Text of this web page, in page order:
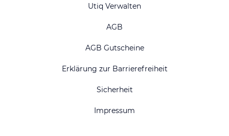
Utiq Verwalten
AGB
AGB Gutscheine
Erklärung zur Barrierefreiheit
Sicherheit
Impressum